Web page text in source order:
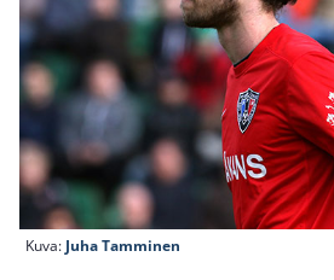
Kuva: Juha Tamminen